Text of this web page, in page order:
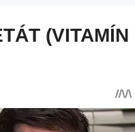
(VITAMÍN